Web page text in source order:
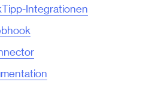
Integrationen